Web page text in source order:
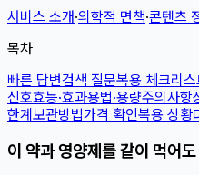
서비스 소개·의학적 면책·콘텐츠
목차
빠른 답변검색 질문복용 체크리스
신호효능·효과용법·용량주의사항
한계 보관방법가격 확인복용 상황
이 약과 영양제를 같이 먹어